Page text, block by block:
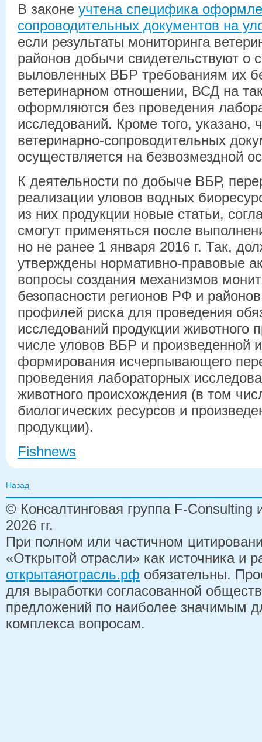
В законе учтена специфика
сопроводительных документов на
если результаты мониторинга
районов добычи свидетельствуют о
выловленных ВБР требованиям их
ветеринарном отношении, ВСД на
оформляются без проведения
исследований. Кроме того, указано,
ветеринарно-сопроводительных
осуществляется на безвозмездной
К деятельности по добыче ВБР,
реализации уловов водных
из них продукции новые статьи,
смогут применяться после
но не ранее 1 января 2016 г. Так,
утверждены нормативно-правовые
вопросы создания механизмов
безопасности регионов РФ и
профилей риска для проведения
исследований продукции животного
числе уловов ВБР и произведенной
формирования исчерпывающего
проведения лабораторных
животного происхождения (в том
биологических ресурсов и
продукции).
Fishnews
Назад
© Консалтинговая группа F-
2026 гг.
При полном или частичном
«Открытой отрасли» как источника и
открытаяотрасль.рф обязательны.
для выработки согласованной
предложений по наиболее значимым
комплекса вопросам.